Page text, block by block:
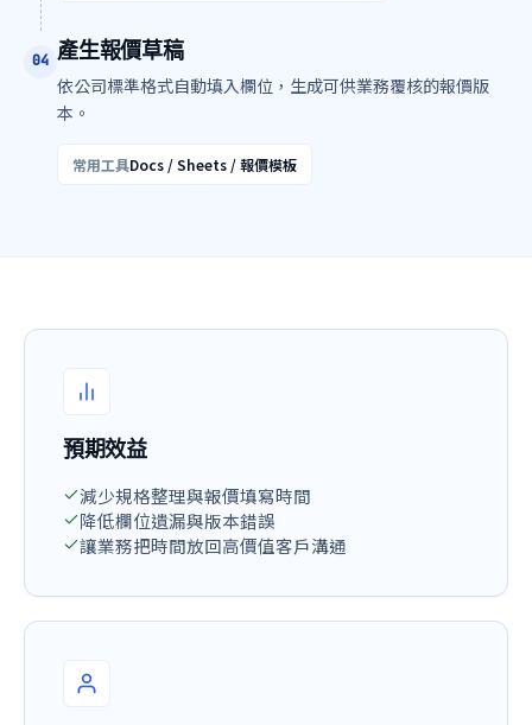
04 產生報價草稿
依公司標準格式自動填入欄位，生成可供業務覆核的報價版
本。
常用工具Docs / Sheets / 報價模板
預期效益
減少規格整理與報價填寫時間
降低欄位遺漏與版本錯誤
讓業務把時間放回高價值客戶溝通